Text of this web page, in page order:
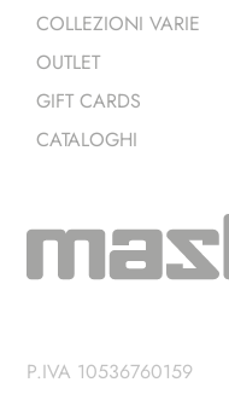
COLLEZIONI VARIE
OUTLET
GIFT CARDS
CATALOGHI
P.IVA 10536760159